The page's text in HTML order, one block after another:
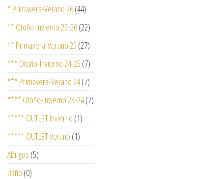
* Primavera-Verano 26(44)
** Otoño-Invierno 25-26(22)
** Primavera-Verano 25 (27)
*** Otoño-Invierno 24-25 (7)
*** Primavera-Verano 24(7)
**** Otoño-Invierno 23-24(7)
***** OUTLET Invierno (1)
***** OUTLET Verano (1)
Abrigos (5)
Baño (0)